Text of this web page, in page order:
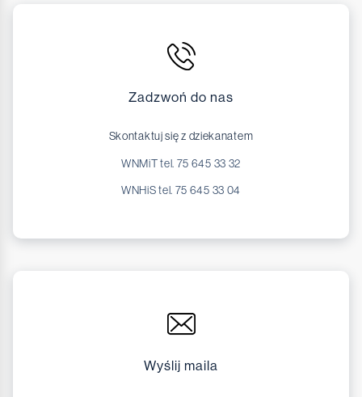
Zadzwoń do nas
Skontaktuj się z dziekanatem
WNMiT tel. 75 645 33 32
WNHiS tel. 75 645 33 04
Wyślij maila